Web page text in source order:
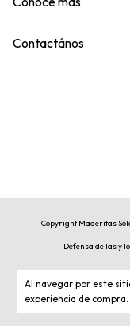
Al navegar por este
experiencia de compra.
Contactános
Copyright Maderitas
Defensa de las y